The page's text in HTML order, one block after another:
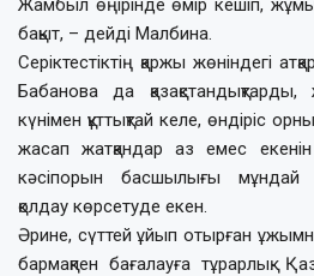
Жамбыл өңірінде өмір кешіп,
бақыт, – дейді Малбина.
Серіктестіктің қаржы жөніндегі
Бабанова да
күнімен құттықтай келе, өндіріс
жасап жатқандар аз емес
кәсіпорын басшылығы мұндай
қолдау көрсетуде екен.
Әрине, сүттей ұйып отырған
бармақпен бағалауға тұрарлық.